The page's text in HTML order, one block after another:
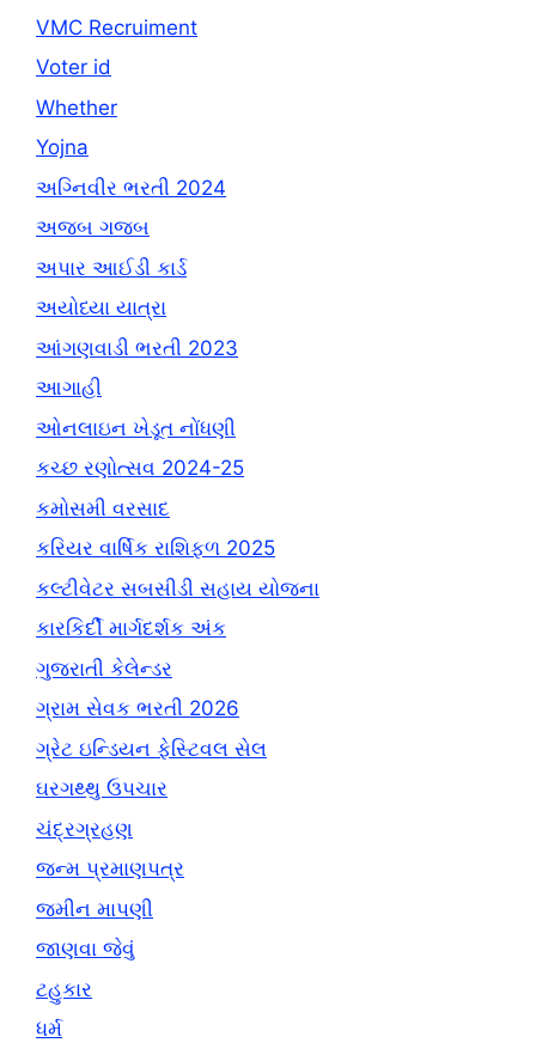
VMC Recruiment
Voter id
Whether
Yojna
અગ્નિવીર ભરતી 2024
અજબ ગજબ
અપાર આઈડી કાર્ડ
અયોધ્યા યાત્રા
આંગણવાડી ભરતી 2023
આગાહી
ઓનલાઇન ખેડૂત નોંધણી
કચ્છ રણોત્સવ 2024-25
કમોસમી વરસાદ
કરિયર વાર્ષિક રાશિફળ 2025
કલ્ટીવેટર સબસીડી સહાય યોજના
કારકિર્દી માર્ગદર્શક અંક
ગુજરાતી કેલેન્ડર
ગ્રામ સેવક ભરતી 2026
ગ્રેટ ઇન્ડિયન ફેસ્ટિવલ સેલ
ઘરગથ્થુ ઉપચાર
ચંદ્રગ્રહણ
જન્મ પ્રમાણપત્ર
જમીન માપણી
જાણવા જેવું
ટહુકાર
ધર્મ